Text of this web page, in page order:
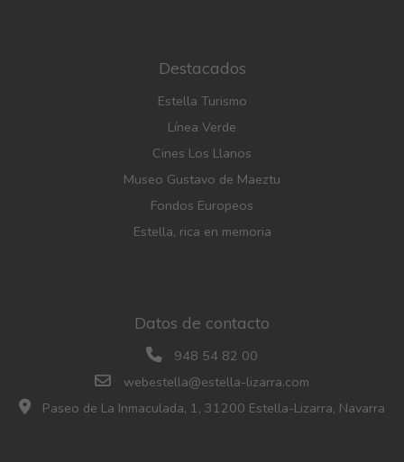
Destacados
Estella Turismo
Línea Verde
Cines Los Llanos
Museo Gustavo de Maeztu
Fondos Europeos
Estella, rica en memoria
Datos de contacto
948 54 82 00
webestella@estella-lizarra.com
Paseo de La Inmaculada, 1, 31200 Estella-Lizarra, Navarra